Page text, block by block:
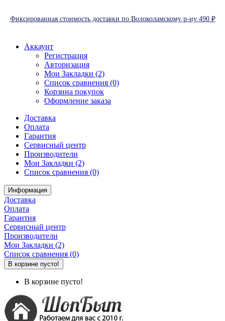
Фиксированная стоимость доставки по Волоколамскому р-ну 490 ₽
Аккаунт
Регистрация
Авторизация
Мои Закладки (2)
Список сравнения (0)
Корзина покупок
Оформление заказа
Доставка
Оплата
Гарантия
Сервисный центр
Производители
Мои Закладки (2)
Список сравнения (0)
Информация
Доставка
Оплата
Гарантия
Сервисный центр
Производители
Мои Закладки (2)
Список сравнения (0)
В корзине пусто!
В корзине пусто!